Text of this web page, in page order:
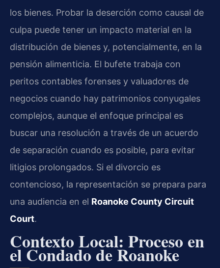
los bienes. Probar la deserción como causal de
culpa puede tener un impacto material en la
distribución de bienes y, potencialmente, en la
pensión alimenticia. El bufete trabaja con
peritos contables forenses y valuadores de
negocios cuando hay patrimonios conyugales
complejos, aunque el enfoque principal es
buscar una resolución a través de un acuerdo
de separación cuando es posible, para evitar
litigios prolongados. Si el divorcio es
contencioso, la representación se prepara para
una audiencia en el Roanoke County Circuit
Court.
Contexto Local: Proceso en
el Condado de Roanoke